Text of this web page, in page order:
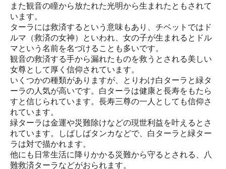
また観音の瞳から放たれた光明から生まれたともされて
います。
ターラには救済するという意味もあり、チベットではド
ルマ（救済の女神）といわれ、女の子が生まれるとドル
マという名前を名づけることも多いです。
観音の救済する手から漏れたものを救うとされる美しい
女尊として厚く信仰されています。
いくつかの種類がありますが、とりわけ白ターラと緑タ
ーラの人気が高いです。白ターラは健康と長寿をもたら
すと信じられています。長寿三尊の一人としても信仰さ
れています。
緑ターラは金運や災難除けなどの現世利益を叶えるとさ
れています。しばしばタンカなどで、白ターラと緑ター
ラは対で描かれます。
他にも日常生活に降りかかる災難から守るとされる、八
難救済ターラなどがおられます。